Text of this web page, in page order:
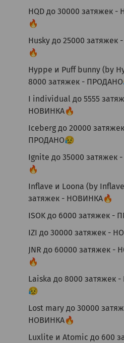
HQD до 30000 затяжек
🔥
Husky до 25000
🔥
Hyppe и Puff bunny (by
8000 затяжек -
I individual до 5555
НОВИНКА🔥
Iceberg до 20000
ПРОДАНО😥
Ignite до 35000 затяжек
🔥
Inflave и Loona (by
затяжек - НОВИНКА🔥
ISOK до 6000 затяжек -
IZI до 30000 затяжек -
JNR до 60000 затяжек -
🔥
Laiska до 8000 затяжек
😥
Lost mary до 30000
НОВИНКА🔥
Luxlite и Atomic до 600